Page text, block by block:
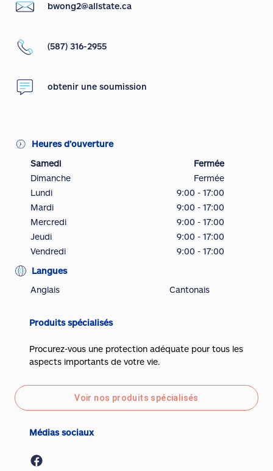
bwong2@allstate.ca
(587) 316-2955
obtenir une soumission
Heures d’ouverture
Samedi
Fermée
Dimanche
Fermée
Lundi
9:00 - 17:00
Mardi
9:00 - 17:00
Mercredi
9:00 - 17:00
Jeudi
9:00 - 17:00
Vendredi
9:00 - 17:00
Langues
Anglais
Cantonais
Produits spécialisés
Procurez-vous une protection adéquate pour tous les
aspects importants de votre vie.
Voir nos produits spécialisés
Médias sociaux